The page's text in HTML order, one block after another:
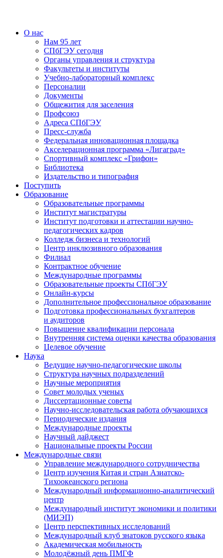
О нас
Нам 95 лет
СПбГЭУ сегодня
Органы управления и структура
Факультеты и институты
Учебно-лабораторный комплекс
Персоналии
Документы
Общежития для заселения
Профсоюз
Адреса СПбГЭУ
Пресс-служба
Федеральная инновационная площадка
Акселерационная программа «Лигаград»­­
Спортивный комплекс «Грифон»
Библиотека
Издательство и типография
Поступить
Образование
Образовательные программы
Институт магистратуры
Институт подготовки и аттестации научно-
педагогических кадров
Колледж бизнеса и технологий
Центр инклюзивного образования
Филиал
Контрактное обучение
Международные программы
Образовательные проекты СПбГЭУ
Онлайн-курсы
Дополнительное профессиональное образование
Подготовка профессиональных бухгалтеров
и аудиторов
Повышение квалификации персонала
Внутренняя система оценки качества образования
Целевое обучение
Наука
Ведущие научно-педагогические школы
Структура научных подразделений
Научные мероприятия
Совет молодых ученых
Диссертационные советы
Научно-исследовательская работа обучающихся
Периодические издания
Международные проекты
Научный дайджест
Национальные проекты России
Международные связи
Управление международного сотрудничества
Центр изучения Китая и стран Азиатско-
Тихоокеанского региона
Международный информационно-аналитический
центр
Международный институт экономики и политики
(МИЭП)
Центр перспективных исследований
Международный клуб знатоков русского языка
Академическая мобильность
Молодёжный день ПМГФ